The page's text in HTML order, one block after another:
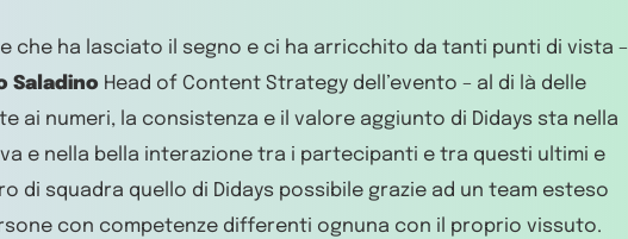
che ha lasciato il segno e ci ha arricchito da tanti punti di vista –
Saladino Head of Content Strategy dell’evento – al di là delle
ai numeri, la consistenza e il valore aggiunto di Didays sta nella
e nella bella interazione tra i partecipanti e tra questi ultimi e
di squadra quello di Didays possibile grazie ad un team esteso
con competenze differenti ognuna con il proprio vissuto.